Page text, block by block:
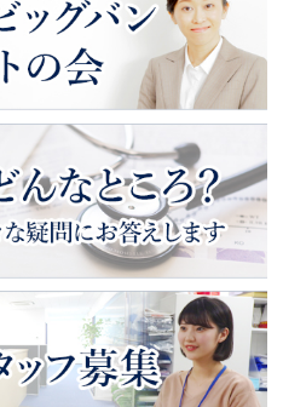
学部に関する様々な疑問にお